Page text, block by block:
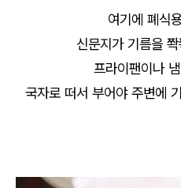
여기에 폐식
신문지가 기름을
프라이팬이나
국자로 떠서 부어야 주변에